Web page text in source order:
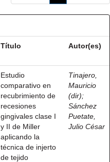
Título Autor(es)
Estudio
comparativo en
recubrimiento de
recesiones
gingivales clase I
y II de Miller
aplicando la
técnica de injerto
de tejido
Tinajero,
Mauricio
(dir);
Sánchez
Puetate,
Julio César